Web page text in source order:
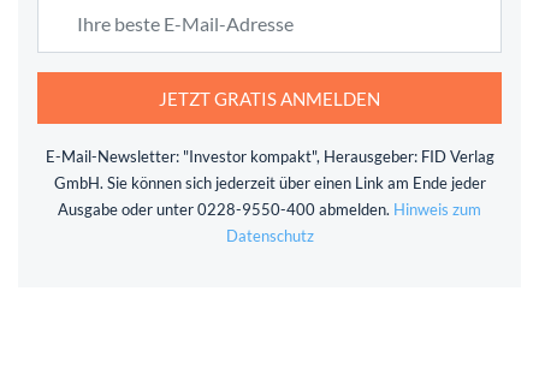
JETZT GRATIS ANMELDEN
E-Mail-Newsletter: "Investor kompakt", Herausgeber: FID Verlag
GmbH. Sie können sich jederzeit über einen Link am Ende jeder
Ausgabe oder unter 0228-9550-400 abmelden. Hinweis zum
Datenschutz